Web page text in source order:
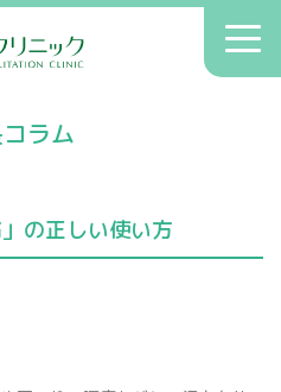
倉石整形外科クリニック
ラム
の正しい使い方